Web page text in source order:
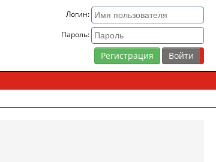
Логин:
Пароль:
Регистрация